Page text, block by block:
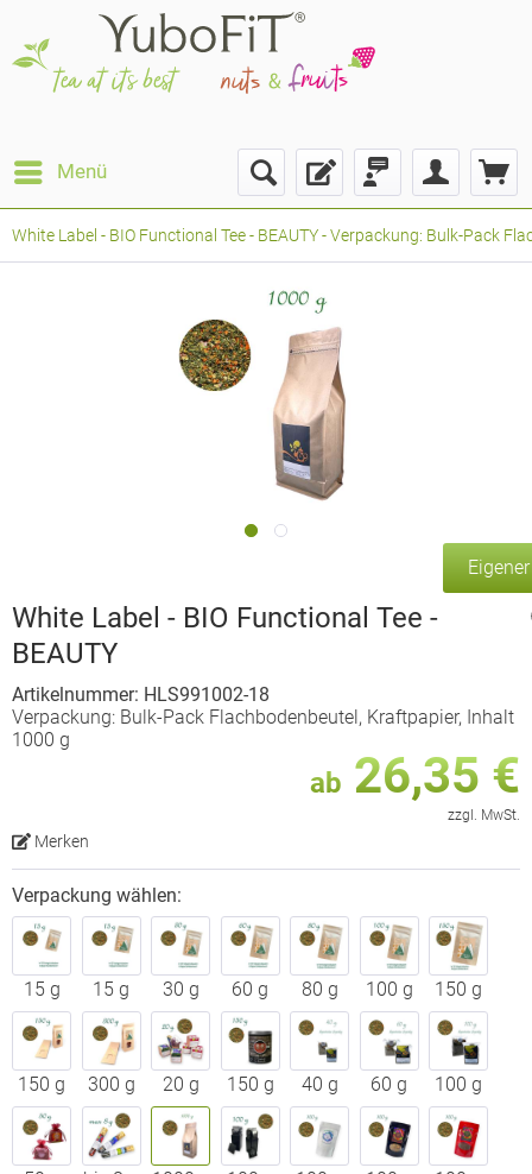
Menü
White Label - BIO Functional Tee - BEAUTY - Verpackung: Bulk-Pack
White Label - BIO Functional Tee -
BEAUTY
Artikelnummer: HLS991002-18
Verpackung: Bulk-Pack Flachbodenbeutel, Kraftpapier, Inhalt
1000 g
ab 26,35 €
zzgl. MwSt.
Merken
Verpackung wählen:
15 g 15 g 30 g 60 g 80 g 100 g 150 g
150 g 300 g 20 g 150 g 40 g 60 g 100 g